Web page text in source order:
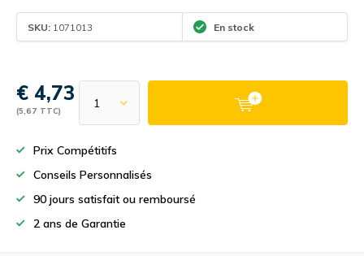
SKU: 1071013 En stock
€ 4,73
(5,67 TTC)
Prix Compétitifs
Conseils Personnalisés
90 jours satisfait ou remboursé
2 ans de Garantie